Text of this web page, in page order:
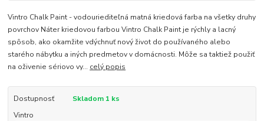
Vintro Chalk Paint - vodouriediteľná matná kriedová farba na všetky druhy
povrchov Náter kriedovou farbou Vintro Chalk Paint je rýchly a lacný
spôsob, ako okamžite vdýchnuť nový život do používaného alebo
starého nábytku a iných predmetov v domácnosti. Môže sa taktiež použiť
na oživenie sériovo vy... celý popis
Dostupnosť
Skladom 1 ks
Vintro